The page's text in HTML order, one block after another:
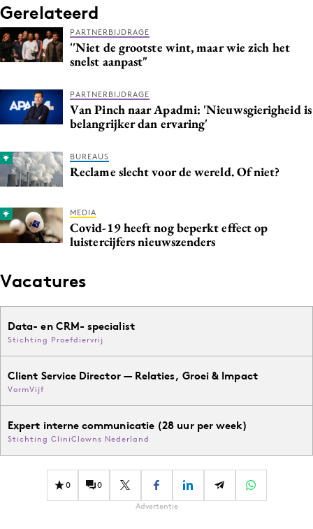
Gerelateerd
PARTNERBIJDRAGE
''Niet de grootste wint, maar wie zich het
snelst aanpast"
PARTNERBIJDRAGE
Van Pinch naar Apadmi: 'Nieuwsgierigheid is
belangrijker dan ervaring'
BUREAUS
Reclame slecht voor de wereld. Of niet?
MEDIA
Covid-19 heeft nog beperkt effect op
luistercijfers nieuwszenders
Vacatures
Data- en CRM- specialist
Stichting Proefdiervrij
Client Service Director — Relaties, Groei & Impact
VormVijf
Expert interne communicatie (28 uur per week)
Stichting CliniClowns Nederland
0 0
Advertentie